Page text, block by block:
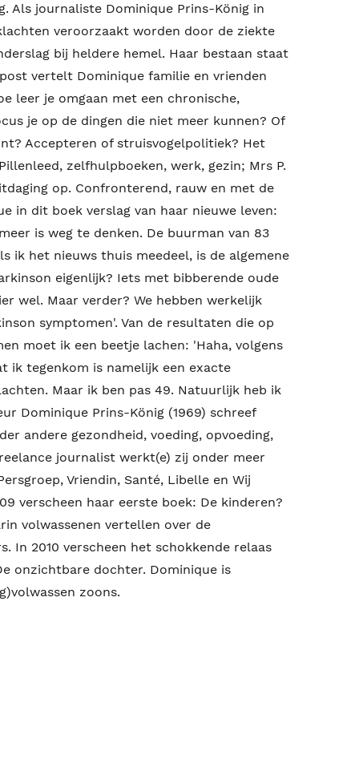
Als journaliste Dominique Prins-König in
veroorzaakt worden door de ziekte
bij heldere hemel. Haar bestaan staat
vertelt Dominique familie en vrienden
leer je omgaan met een chronische,
je op de dingen die niet meer kunnen? Of
Accepteren of struisvogelpolitiek? Het
zelfhulpboeken, werk, gezin; Mrs P.
op. Confronterend, rauw en met de
in dit boek verslag van haar nieuwe leven:
is weg te denken. De buurman van 83
ik het nieuws thuis meedeel, is de algemene
eigenlijk? Iets met bibberende oude
wel. Maar verder? We hebben werkelijk
symptomen'. Van de resultaten die op
moet ik een beetje lachen: 'Haha, volgens
ik tegenkom is namelijk een exacte
Maar ik ben pas 49. Natuurlijk heb ik
Dominique Prins-König (1969) schreef
andere gezondheid, voeding, opvoeding,
journalist werkt(e) zij onder meer
Vriendin, Santé, Libelle en Wij
verscheen haar eerste boek: De kinderen?
volwassenen vertellen over de
In 2010 verscheen het schokkende relaas
onzichtbare dochter. Dominique is
zoons.